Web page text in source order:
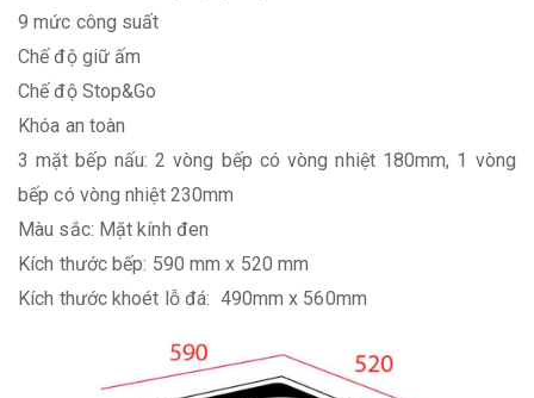
9 mức công suất
Chế độ giữ ấm
Chế độ Stop&Go
Khóa an toàn
3 mặt bếp nấu: 2 vòng bếp có vòng nhiệt 180mm, 1 vòng
bếp có vòng nhiệt 230mm
Màu sắc: Mặt kính đen
Kích thước bếp: 590 mm x 520 mm
Kích thước khoét lỗ đá: 490mm x 560mm